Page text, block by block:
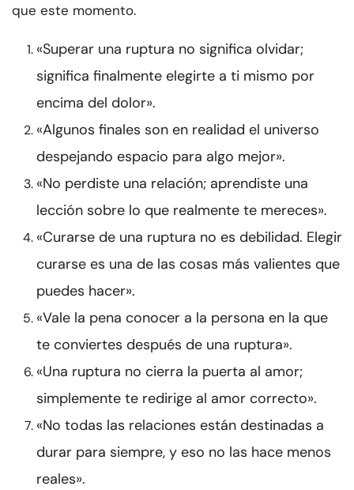
que este momento.
«Superar una ruptura no significa olvidar;
significa finalmente elegirte a ti mismo por
encima del dolor».
«Algunos finales son en realidad el universo
despejando espacio para algo mejor».
«No perdiste una relación; aprendiste una
lección sobre lo que realmente te mereces».
«Curarse de una ruptura no es debilidad. Elegir
curarse es una de las cosas más valientes que
puedes hacer».
«Vale la pena conocer a la persona en la que
te conviertes después de una ruptura».
«Una ruptura no cierra la puerta al amor;
simplemente te redirige al amor correcto».
«No todas las relaciones están destinadas a
durar para siempre, y eso no las hace menos
reales».